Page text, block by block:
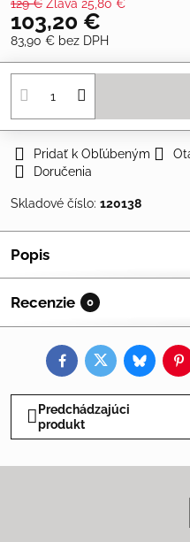
129 € Zľava 25,80 €
103,20 €
83,90 € bez DPH
Pridať k Obľúbeným
Doručenia
Skladové číslo: 120138
Popis
Recenzie 0
FacebookTwitterBluesky
Predchádzajúci
produkt